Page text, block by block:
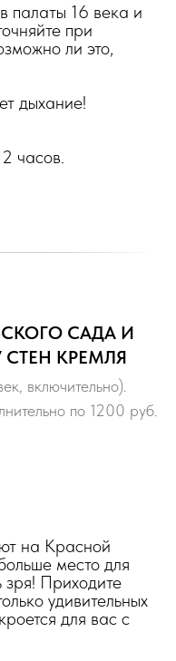
палаты 16 века и
при
ли это,
дыхание!
часов.
САДА И
КРЕМЛЯ
включительно).
по 1200 руб.
на Красной
место для
зря! Приходите
удивительных
для вас с